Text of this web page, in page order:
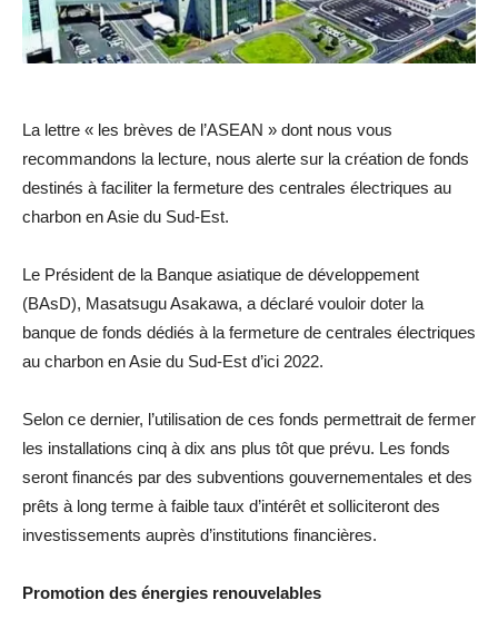
La lettre « les brèves de l’ASEAN » dont nous vous
recommandons la lecture, nous alerte sur la création de fonds
destinés à faciliter la fermeture des centrales électriques au
charbon en Asie du Sud-Est.
Le Président de la Banque asiatique de développement
(BAsD), Masatsugu Asakawa, a déclaré vouloir doter la
banque de fonds dédiés à la fermeture de centrales électriques
au charbon en Asie du Sud-Est d’ici 2022.
Selon ce dernier, l’utilisation de ces fonds permettrait de fermer
les installations cinq à dix ans plus tôt que prévu. Les fonds
seront financés par des subventions gouvernementales et des
prêts à long terme à faible taux d’intérêt et solliciteront des
investissements auprès d’institutions financières.
Promotion des énergies renouvelables